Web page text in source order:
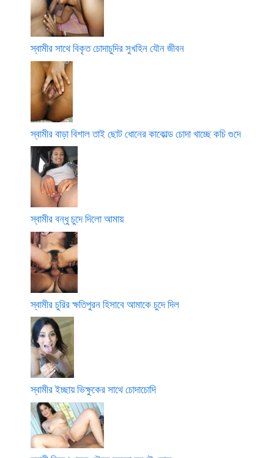
স্বামীর সাথে বিকৃত চোদাচুদির সুখহিন যৌন জীবন
স্বামীর বাড়া বিশাল তাই ছোট ধোনের কাকোল্ড চোদা খাচ্ছে কচি গুদে
স্বামীর বন্ধু চুদে দিলো আমায়
স্বামীর চুরির ক্ষতিপুরন হিসাবে আমাকে চুদে দিল
স্বামীর ইচ্ছায় ভিক্ষুকের সাথে চোদাচোদি